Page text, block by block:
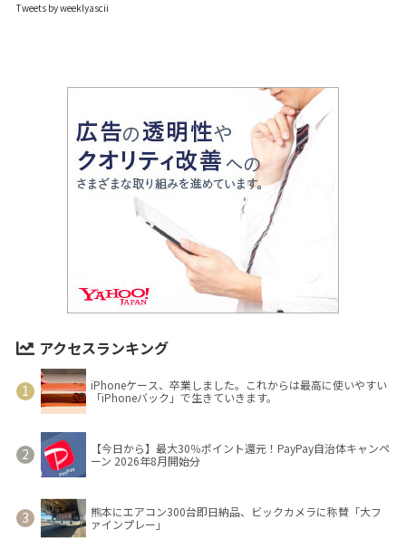
Tweets by weeklyascii
アクセスランキング
iPhoneケース、卒業しました。これからは最高に使いやすい
「iPhoneバック」で生きていきます。
【今日から】最大30％ポイント還元！PayPay自治体キャンペ
ーン 2026年8月開始分
熊本にエアコン300台即日納品、ビックカメラに称賛「大フ
ァインプレー」